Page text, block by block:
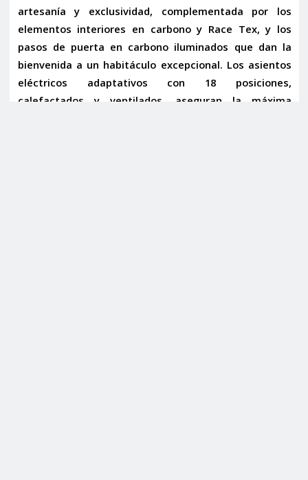
artesanía y exclusividad, complementada por los
elementos interiores en carbono y Race Tex, y los
pasos de puerta en carbono iluminados que dan la
bienvenida a un habitáculo excepcional. Los asientos
eléctricos adaptativos con 18 posiciones,
calefactados y ventilados, aseguran la máxima